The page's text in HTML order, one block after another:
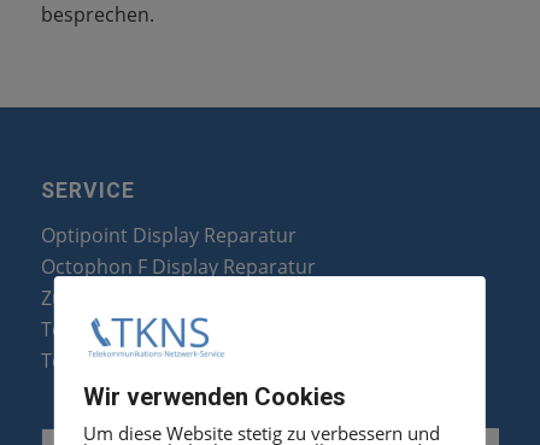
besprechen.
SERVICE
Optipoint Display Reparatur
Octophon F Display Reparatur
Zubehör & Ersatzteile
Telefonanlagen Optimierung
Telefonanlagen Erweiterung
Wir verwenden Cookies
Um diese Website stetig zu verbessern und